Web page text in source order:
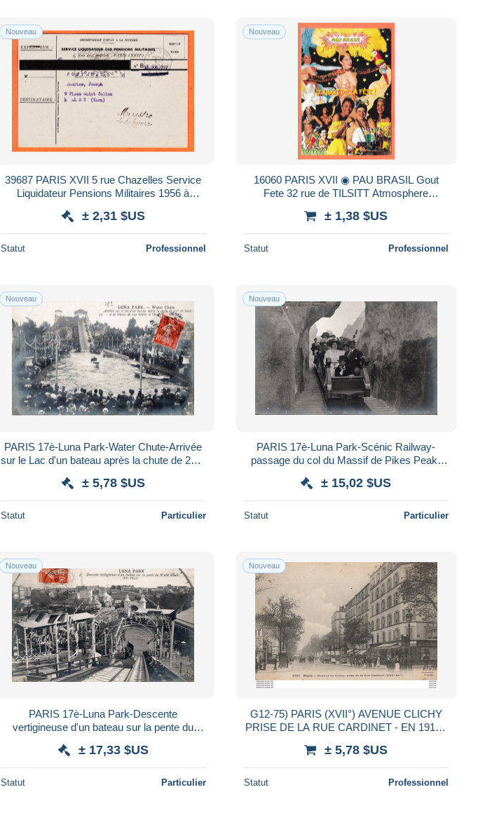
Nouveau
39687 PARIS XVII 5 rue Chazelles Service
Liquidateur Pensions Militaires 1956 à
± 2,31 $US
Statut Professionnel
Nouveau
16060 PARIS XVII ◉ PAU BRASIL Gout
Fete 32 rue de TILSITT Atmosphere
(•◡•)
± 1,38 $US
Statut Professionnel
Nouveau
PARIS 17è-Luna Park-Water Chute-Arrivée
sur le Lac d'un bateau après la chute de 25m
± 5,78 $US
Statut Particulier
Nouveau
PARIS 17è-Luna Park-Scénic Railway-
passage du col du Massif de Pikes Peak-
± 15,02 $US
Statut Particulier
Nouveau
PARIS 17è-Luna Park-Descente
vertigineuse d'un bateau sur la pente du
± 17,33 $US
Statut Particulier
Nouveau
G12-75) PARIS (XVII°) AVENUE CLICHY
PRISE DE LA RUE CARDINET - EN 1910 -
± 5,78 $US
Statut Professionnel